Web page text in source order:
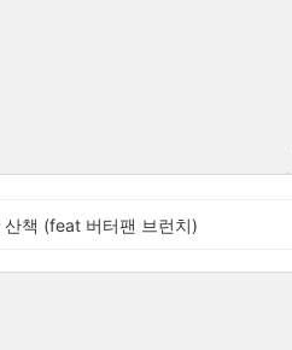
책 (feat 버터팬 브런치)